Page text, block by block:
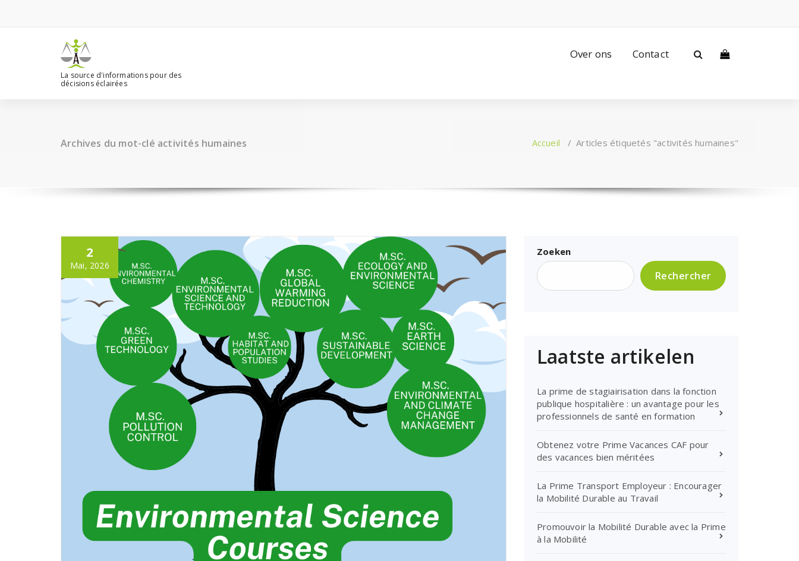
contenu
La source d'informations pour des
décisions éclairées
Over ons Contact
Archives du mot-clé activités humaines Accueil /Articles étiquetés "activités humaines"
2
Mai, 2026
Zoeken
Rechercher
Laatste artikelen
La prime de stagiairisation dans la fonction
publique hospitalière : un avantage pour les
professionnels de santé en formation
Obtenez votre Prime Vacances CAF pour
des vacances bien méritées
La Prime Transport Employeur : Encourager
la Mobilité Durable au Travail
Promouvoir la Mobilité Durable avec la Prime
à la Mobilité